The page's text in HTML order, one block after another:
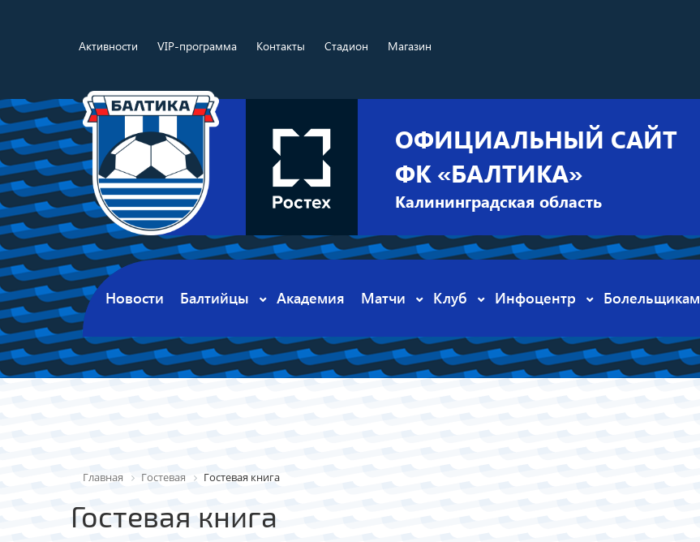
Активности VIP-программа Контакты Стадион Магазин
ОФИЦИАЛЬНЫЙ САЙТ
ФК «БАЛТИКА»
Калининградская область
Новости Балтийцы Академия Матчи Клуб Инфоцентр Болельщикам
Главная Гостевая Гостевая книга
Гостевая книга